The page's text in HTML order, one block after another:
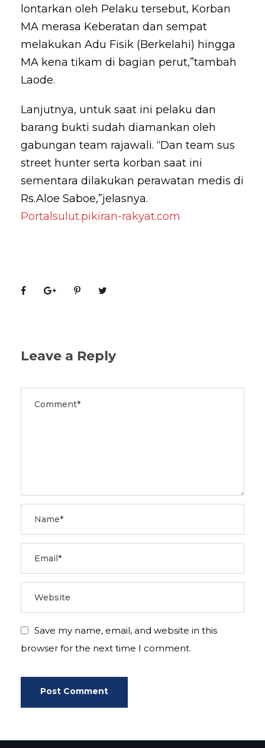
lontarkan oleh Pelaku tersebut, Korban
MA merasa Keberatan dan sempat
melakukan Adu Fisik (Berkelahi) hingga
MA kena tikam di bagian perut,”tambah
Laode.
Lanjutnya, untuk saat ini pelaku dan
barang bukti sudah diamankan oleh
gabungan team rajawali. “Dan team sus
street hunter serta korban saat ini
sementara dilakukan perawatan medis di
Rs.Aloe Saboe,”jelasnya.
Portalsulut.pikiran-rakyat.com
Leave a Reply
Save my name, email, and website in this
browser for the next time I comment.